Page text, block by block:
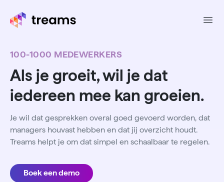
100-1000 MEDEWERKERS
Als je groeit, wil je dat
iedereen mee kan groeien.
Je wil dat gesprekken overal goed gevoerd worden, dat
managers houvast hebben en dat jij overzicht houdt.
Treams helpt je om dat simpel en schaalbaar te regelen.
Boek een demo